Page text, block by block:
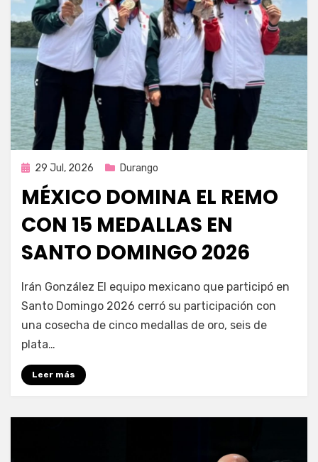
Publicada
29 Jul, 2026 Durango
MÉXICO DOMINA EL REMO
CON 15 MEDALLAS EN
SANTO DOMINGO 2026
por Fernando Miranda Servín
Irán González El equipo mexicano que participó en
Santo Domingo 2026 cerró su participación con
una cosecha de cinco medallas de oro, seis de
plata…
Leer más